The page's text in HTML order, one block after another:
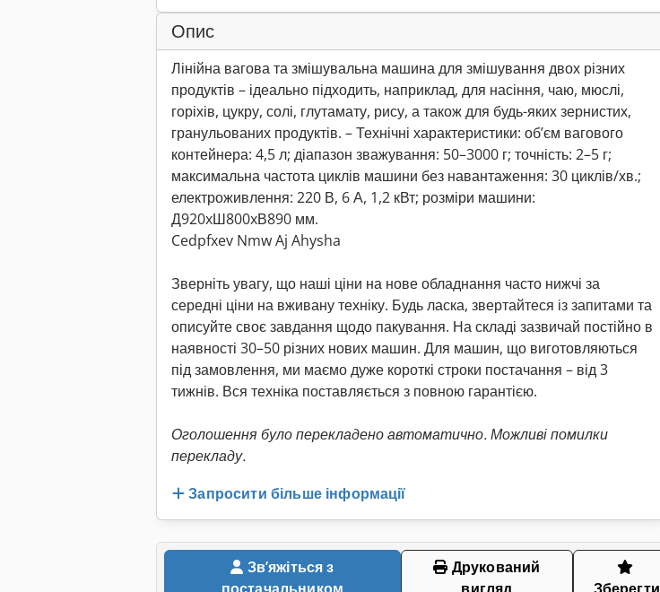
Опис
Лінійна вагова та змішувальна машина для змішування двох різних
продуктів – ідеально підходить, наприклад, для насіння, чаю, мюслі,
горіхів, цукру, солі, глутамату, рису, а також для будь-яких зернистих,
гранульованих продуктів. – Технічні характеристики: об’єм вагового
контейнера: 4,5 л; діапазон зважування: 50–3000 г; точність: 2–5 г;
максимальна частота циклів машини без навантаження: 30 циклів/хв.;
електроживлення: 220 В, 6 А, 1,2 кВт; розміри машини:
Д920xШ800xВ890 мм.
Cedpfxev Nmw Aj Ahysha
Зверніть увагу, що наші ціни на нове обладнання часто нижчі за
середні ціни на вживану техніку. Будь ласка, звертайтеся із запитами та
описуйте своє завдання щодо пакування. На складі зазвичай постійно в
наявності 30–50 різних нових машин. Для машин, що виготовляються
під замовлення, ми маємо дуже короткі строки постачання – від 3
тижнів. Вся техніка поставляється з повною гарантією.
Оголошення було перекладено автоматично. Можливі помилки
перекладу.
Запросити більше інформації
Друкований